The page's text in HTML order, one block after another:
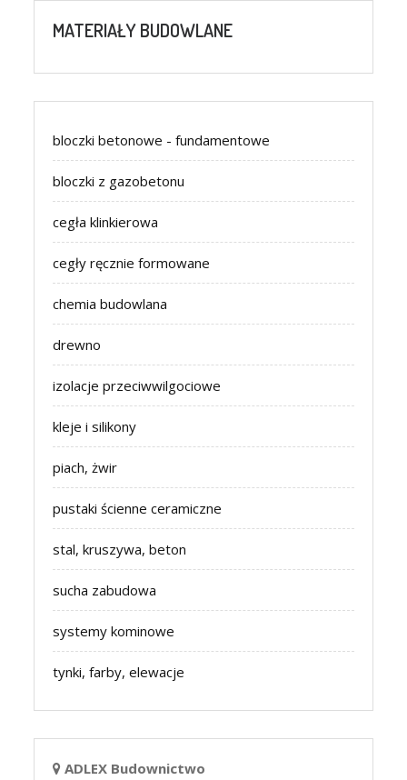
MATERIAŁY BUDOWLANE
bloczki betonowe - fundamentowe
bloczki z gazobetonu
cegła klinkierowa
cegły ręcznie formowane
chemia budowlana
drewno
izolacje przeciwwilgociowe
kleje i silikony
piach, żwir
pustaki ścienne ceramiczne
stal, kruszywa, beton
sucha zabudowa
systemy kominowe
tynki, farby, elewacje
ADLEX Budownictwo